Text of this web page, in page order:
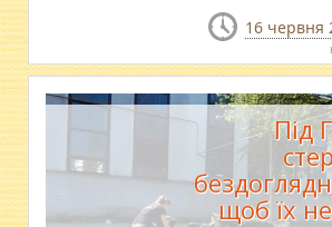
16 червня
Під
щоб їх